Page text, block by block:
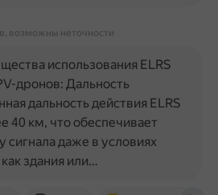
возможны неточности
использования ELRS
дронов: Дальность
дальность действия ELRS
40 км, что обеспечивает
даже в условиях
здания или…